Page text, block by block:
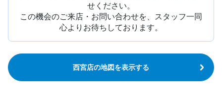
せください。
この機会のご来店・お問い合わせを、スタッフ一同
心よりお待ちしております。
西宮店の地図を表示する